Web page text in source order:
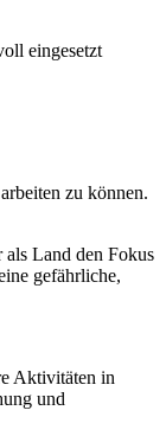
eingesetzt
zu können.
Land den Fokus
gefährliche,
Aktivitäten in
und